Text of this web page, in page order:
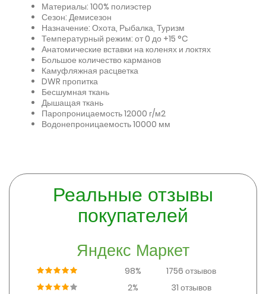
Материалы: 100% полиэстер
Сезон: Демисезон
Назначение: Охота, Рыбалка, Туризм
Температурный режим: от 0 до +15 °C
Анатомические вставки на коленях и локтях
Большое количество карманов
Камуфляжная расцветка
DWR пропитка
Бесшумная ткань
Дышащая ткань
Паропроницаемость 12000 г/м2
Водонепроницаемость 10000 мм
Реальные отзывы
покупателей
Яндекс Маркет
98%
1756 отзывов
2%
31 отзывов